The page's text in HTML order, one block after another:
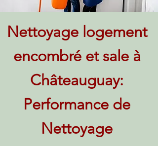
Nettoyage logement
encombré et sale à
Châteauguay:
Performance de
Nettoyage